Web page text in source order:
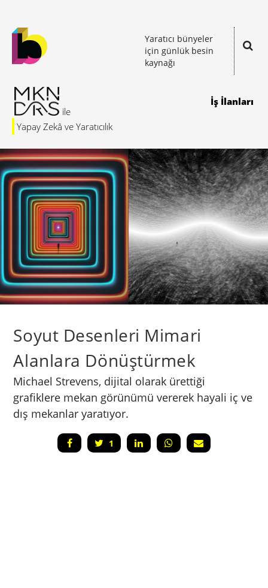
Yaratıcı bünyeler
için günlük besin
kaynağı
Yapay Zekâ ve Yaratıcılık
İş İlanları
Soyut Desenleri Mimari
Alanlara Dönüştürmek
Michael Strevens, dijital olarak ürettiği
grafiklere mekan görünümü vererek hayali iç ve
dış mekanlar yaratıyor.
1